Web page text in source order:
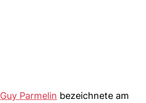
Guy Parmelin bezeichnete am